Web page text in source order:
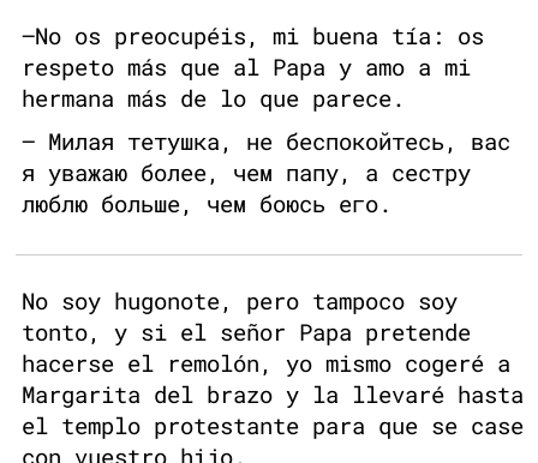
–No os preocupéis, mi buena tía: os
respeto más que al Papa y amo a mi
hermana más de lo que parece.
— Милая тетушка, не беспокойтесь, вас
я уважаю более, чем папу, а сестру
люблю больше, чем боюсь его.
No soy hugonote, pero tampoco soy
tonto, y si el señor Papa pretende
hacerse el remolón, yo mismo cogeré a
Margarita del brazo y la llevaré hasta
el templo protestante para que se case
con vuestro hijo.